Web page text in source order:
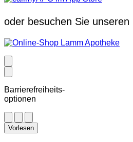
oder besuchen Sie unseren
Barrierefreiheits-
optionen
Vorlesen